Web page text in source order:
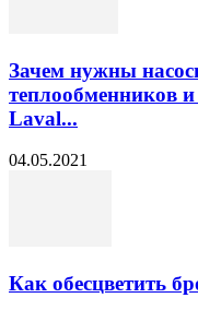
Зачем нужны
теплообменников и
Laval...
04.05.2021
Как обесцветить